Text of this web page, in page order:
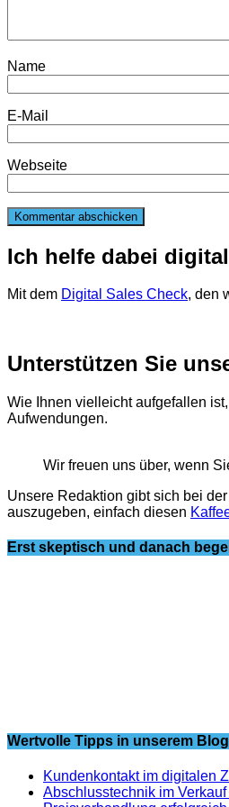
Name
E-Mail
Webseite
Ich helfe dabei
Mit dem Digital Sales Check, den
Unterstützen Sie
Wie Ihnen vielleicht aufgefallen ist,
Aufwendungen.
Wir freuen uns über, wenn
Unsere Redaktion gibt sich bei
auszugeben, einfach diesen
Erst skeptisch und danach
Wertvolle Tipps in unserem Blog
Kundenkontakt im digitalen
Abschlusstechnik im